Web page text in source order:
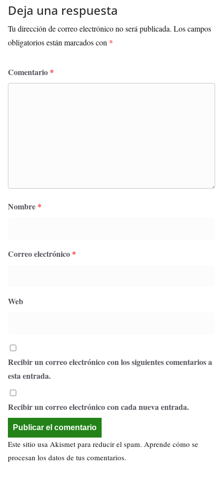
Deja una respuesta
Tu dirección de correo electrónico no será publicada. Los campos
obligatorios están marcados con *
Comentario *
Nombre *
Correo electrónico *
Web
Recibir un correo electrónico con los siguientes comentarios a
esta entrada.
Recibir un correo electrónico con cada nueva entrada.
Este sitio usa Akismet para reducir el spam. Aprende cómo se
procesan los datos de tus comentarios.